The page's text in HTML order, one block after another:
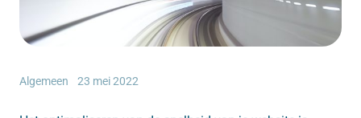
Algemeen 23 mei 2022